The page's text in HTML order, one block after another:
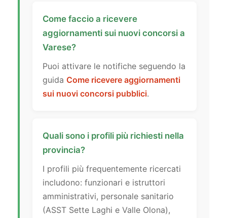
Come faccio a ricevere
aggiornamenti sui nuovi concorsi a
Varese?
Puoi attivare le notifiche seguendo la
guida Come ricevere aggiornamenti
sui nuovi concorsi pubblici.
Quali sono i profili più richiesti nella
provincia?
I profili più frequentemente ricercati
includono: funzionari e istruttori
amministrativi, personale sanitario
(ASST Sette Laghi e Valle Olona),